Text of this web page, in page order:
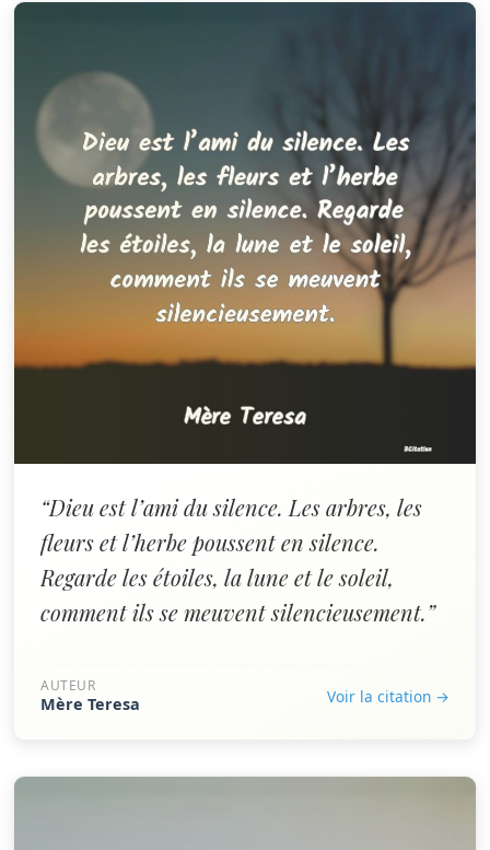
“Dieu est l’ami du silence. Les arbres, les
fleurs et l’herbe poussent en silence.
Regarde les étoiles, la lune et le soleil,
comment ils se meuvent silencieusement.”
AUTEUR
Mère Teresa Voir la citation →